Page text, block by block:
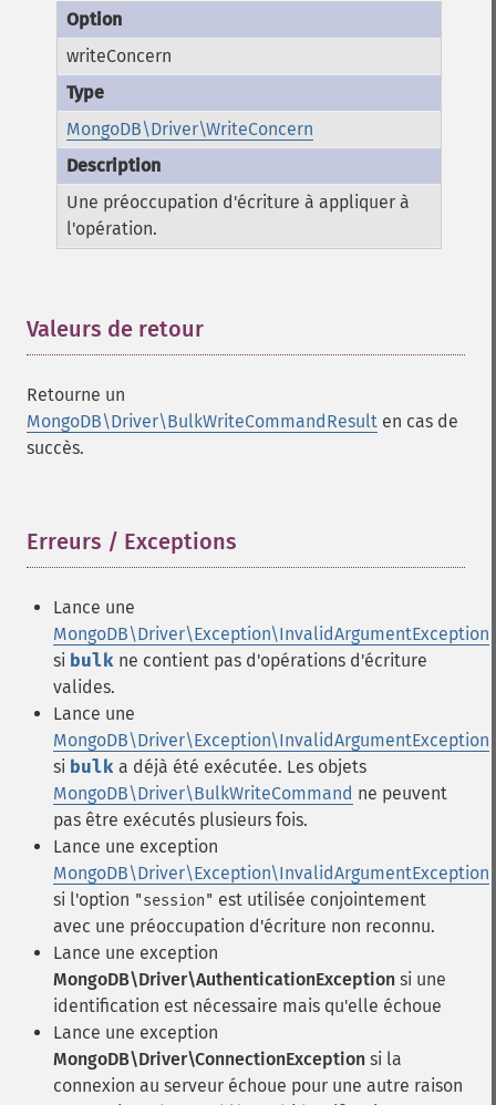
writeConcern
MongoDB\Driver\WriteConcern
Une préoccupation d'écriture à appliquer à
l'opération.
Valeurs de retour
Retourne un
MongoDB\Driver\BulkWriteCommandResult en cas de
succès.
Erreurs / Exceptions
Lance une
MongoDB\Driver\Exception\InvalidArgumentException
si bulk ne contient pas d'opérations d'écriture
valides.
Lance une
MongoDB\Driver\Exception\InvalidArgumentException
si bulk a déjà été exécutée. Les objets
MongoDB\Driver\BulkWriteCommand ne peuvent
pas être exécutés plusieurs fois.
Lance une exception
MongoDB\Driver\Exception\InvalidArgumentException
si l'option "session" est utilisée conjointement
avec une préoccupation d'écriture non reconnu.
Lance une exception
MongoDB\Driver\AuthenticationException si une
identification est nécessaire mais qu'elle échoue
Lance une exception
MongoDB\Driver\ConnectionException si la
connexion au serveur échoue pour une autre raison